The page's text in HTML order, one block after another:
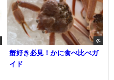
冬
蟹好き必見！かに食べ比べガ
イド